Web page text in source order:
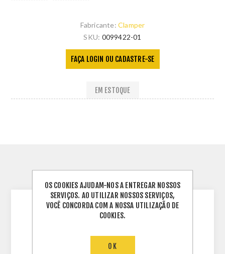
Fabricante: Clamper
SKU: 0099422-01
FAÇA LOGIN OU CADASTRE-SE
EM ESTOQUE
INFORMAÇÕES TÉCNICAS
INVERSORES ADEQUADOS:
•Solis trifásico 380V: 25k, 30k, 50k, 60k, 75k
•Deye trifásico 220V (LV): 20k, 30k
OS COOKIES AJUDAM-NOS A ENTREGAR NOSSOS
SERVIÇOS. AO UTILIZAR NOSSOS SERVIÇOS,
VOCÊ CONCORDA COM A NOSSA UTILIZAÇÃO DE
COOKIES.
OK